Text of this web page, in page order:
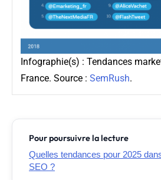
Infographie(s) : Tendances
France. Source : SemRush.
Pour poursuivre la lecture
Quelles tendances pour 2025
SEO ?